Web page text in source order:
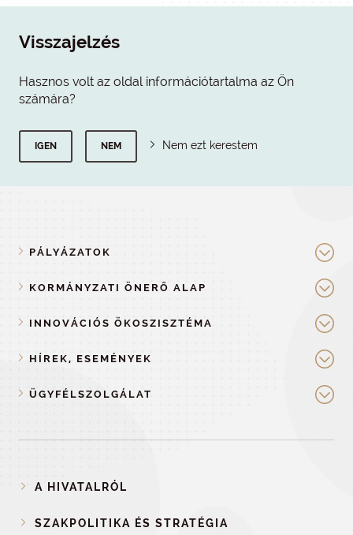
Visszajelzés
Hasznos volt az oldal információtartalma az Ön
számára?
IGEN NEM Nem ezt kerestem
PÁLYÁZATOK
KORMÁNYZATI ÖNERŐ ALAP
INNOVÁCIÓS ÖKOSZISZTÉMA
HÍREK, ESEMÉNYEK
ÜGYFÉLSZOLGÁLAT
A HIVATALRÓL
SZAKPOLITIKA ÉS STRATÉGIA